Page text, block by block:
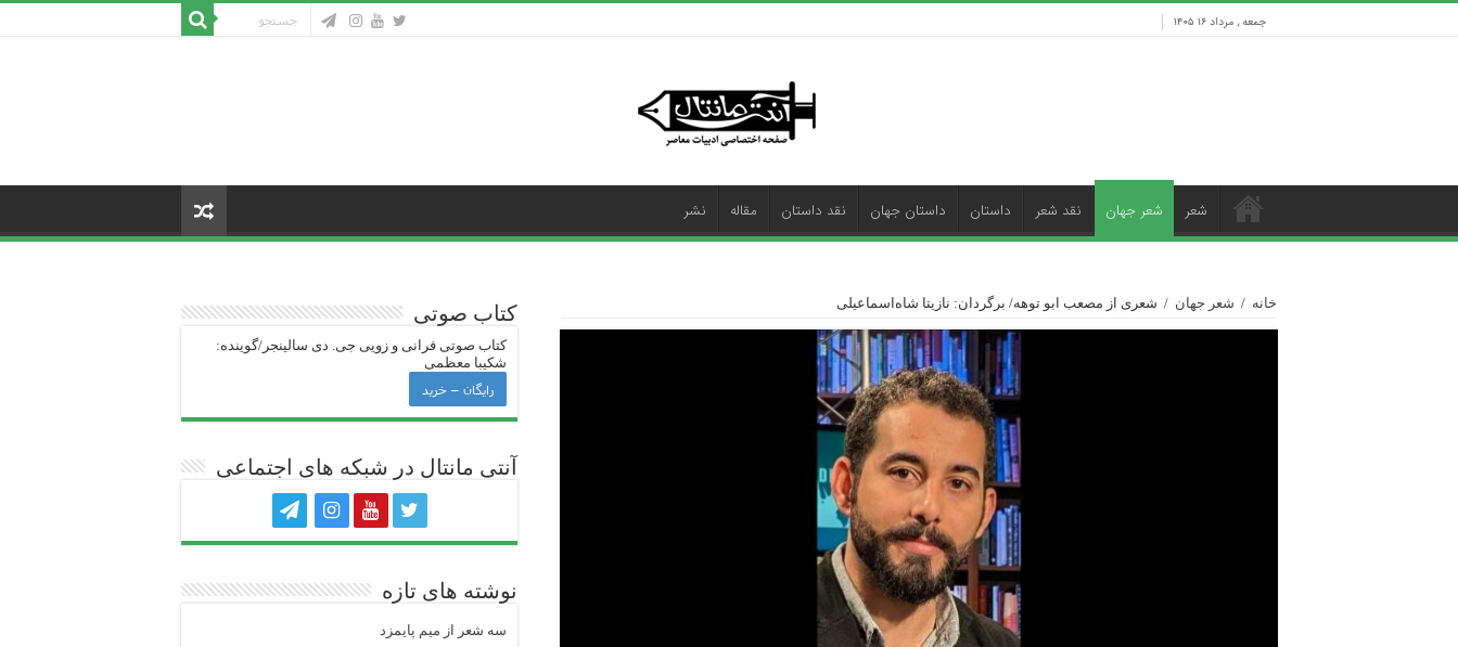
جمعه , مرداد ۱۶ ۱۴۰۵
شعر شعر جهان نقد شعر داستان داستان جهان نقد داستان مقاله نشر
خانه / شعر جهان / شعری از مصعب ابو توهه/ برگردان: نازیتا شاه‌اسماعیلی کتاب صوتی
کتاب صوتی فرانی و زویی جی‌. دی سالینجر/گوینده:
شکیبا معظمی
رایگان – خرید
آنتی ‌مانتال در شبکه های اجتماعی
نوشته های تازه
سه شعر از میم پایمزد